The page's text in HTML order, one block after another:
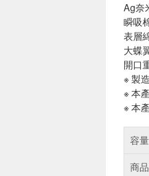
Ag奈
瞬吸
表層
大蝶
開口
※ 製
※ 本
※ 本
容量
商